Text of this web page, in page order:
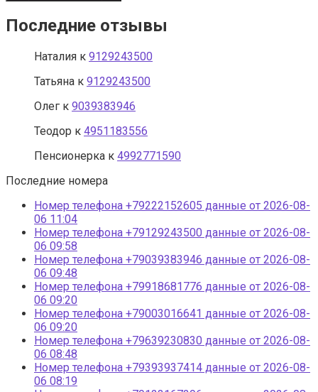
Последние отзывы
Наталия к 9129243500
Татьяна к 9129243500
Олег к 9039383946
Теодор к 4951183556
Пенсионерка к 4992771590
Последние номера
Номер телефона +79222152605 данные от 2026-08-
06 11:04
Номер телефона +79129243500 данные от 2026-08-
06 09:58
Номер телефона +79039383946 данные от 2026-08-
06 09:48
Номер телефона +79918681776 данные от 2026-08-
06 09:20
Номер телефона +79003016641 данные от 2026-08-
06 09:20
Номер телефона +79639230830 данные от 2026-08-
06 08:48
Номер телефона +79393937414 данные от 2026-08-
06 08:19